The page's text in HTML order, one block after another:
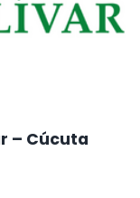
– Cúcuta